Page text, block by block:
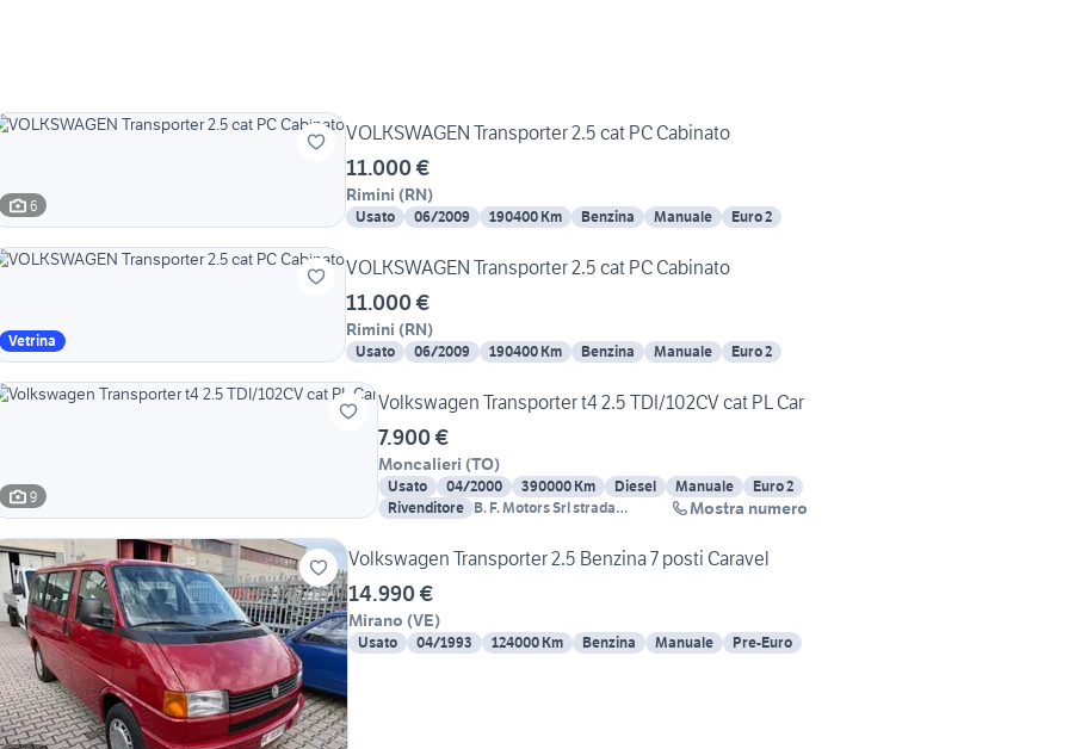
6
VOLKSWAGEN Transporter 2.5 cat PC Cabinato
11.000 €
Rimini (RN)
Usato 06/2009 190400 Km Benzina Manuale Euro 2
Vetrina
VOLKSWAGEN Transporter 2.5 cat PC Cabinato
11.000 €
Rimini (RN)
Usato 06/2009 190400 Km Benzina Manuale Euro 2
9
Volkswagen Transporter t4 2.5 TDI/102CV cat PL Car
7.900 €
Moncalieri (TO)
Usato 04/2000 390000 Km Diesel Manuale
Euro 2
Rivenditore B. F. Motors Srl strada
Mostra numero
Volkswagen Transporter 2.5 Benzina 7 posti Caravel
14.990 €
Mirano (VE)
Usato 04/1993 124000 Km Benzina Manuale Pre-Euro